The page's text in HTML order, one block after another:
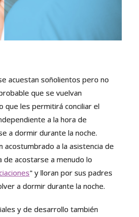
acuestan soñolientos pero no
que se vuelvan
que les permitirá conciliar el
a la hora de
a dormir durante la noche.
acostumbrado a la asistencia de
de acostarse a menudo lo
" y lloran por sus padres
a dormir durante la noche.
y de desarrollo también